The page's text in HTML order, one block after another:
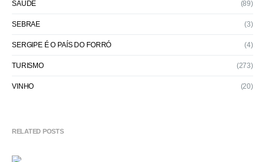
SAÚDE (89)
SEBRAE (3)
SERGIPE É O PAÍS DO FORRÓ (4)
TURISMO (273)
VINHO (20)
RELATED POSTS